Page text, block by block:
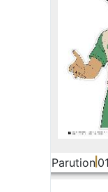
Parution